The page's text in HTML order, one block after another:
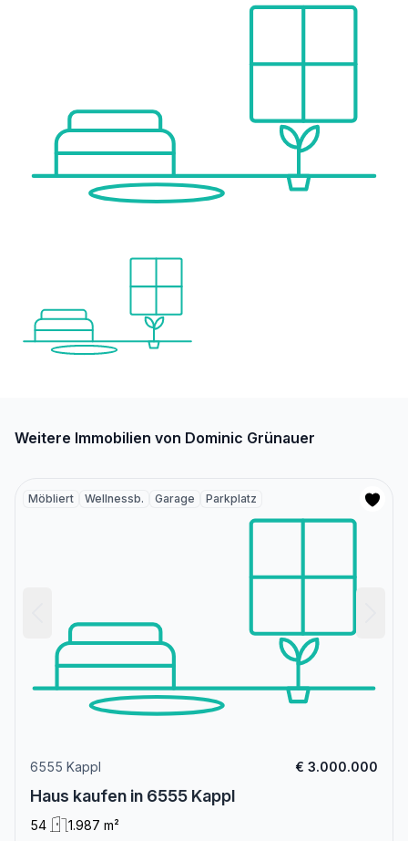
Weitere Immobilien von Dominic Grünauer
Möbliert Wellnessb. Garage Parkplatz
6555 Kappl € 3.000.000
Haus kaufen in 6555 Kappl
54
1.987 m²